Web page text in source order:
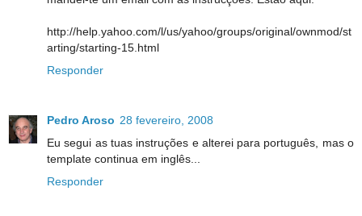
http://help.yahoo.com/l/us/yahoo/groups/original/ownmod/st
arting/starting-15.html
Responder
Pedro Aroso 28 fevereiro, 2008
Eu segui as tuas instruções e alterei para português, mas o
template continua em inglês...
Responder